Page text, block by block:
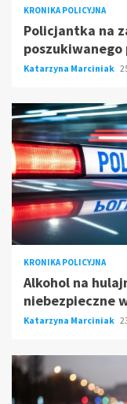
KRONIKA POLICYJNA
Policjantka na
poszukiwanego
Katarzyna Marciniak
KRONIKA POLICYJNA
Alkohol na
niebezpieczne
Katarzyna Marciniak